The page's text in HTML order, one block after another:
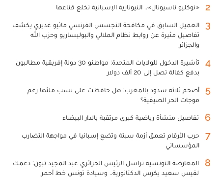
2 «نوكليو ناسيونال».. النيونازية الإسبانية تخلع قناعها
3
العميل السابق في مكافحة التجسس الفرنسي ماثيو غديري يكشف
تفاصيل مثيرة عن روابط نظام الملالي والبوليساريو وحزب الله
والجزائر
4
تأشيرة الدخول للولايات المتحدة: مواطنو 30 دولة إفريقية مطالبون
بدفع كفالة تصل إلى 20 ألف دولار
5
أضخم ثلاثة سدود بالمغرب: هل حافظت على نسب ملئها رغم
موجات الحر الصيفية؟
6 تفاصيل منشأة رياضية كبرى مرتقبة بالدار البيضاء
7
حرب الأرقام تعمق أزمة سبتة وتضع إسبانيا في مواجهة التضارب
المؤسساتي
8
المعارضة التونسية تراسل الرئيس الجزائري عبد المجيد تبون: دعمك
لقيس سعيد يكرس الدكتاتورية.. وسيادة تونس خط أحمر